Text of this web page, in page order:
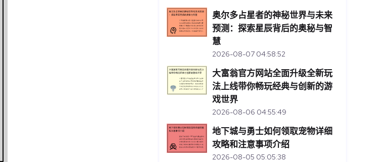
奥尔多占星者的神秘世界与未来
预测：探索星辰背后的奥秘与智
慧
2026-08-07 04:58:52
大富翁官方网站全面升级全新玩
法上线带你畅玩经典与创新的游
戏世界
2026-08-06 04:55:49
地下城与勇士如何领取宠物详细
攻略和注意事项介绍
2026-08-05 05:05:38